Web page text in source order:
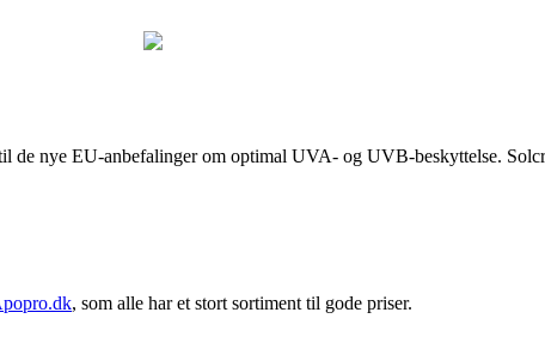
de nye EU-anbefalinger om optimal UVA- og UVB-beskyttelse.
, som alle har et stort sortiment til gode priser.